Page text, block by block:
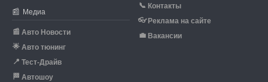
📰 Медиа
📰 Авто Новости
🌟 Авто тюнинг
📍 Тест-Драйв
🏁 Автошоу
📞 Контакты
👓Реклама на сайте
💼 Вакансии